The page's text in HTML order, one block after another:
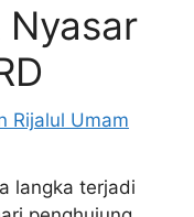
Nyasar
Rijalul Umam
langka terjadi